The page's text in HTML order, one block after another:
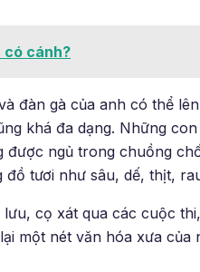
có cánh?
đàn gà của anh có thể
khá đa dạng. Những con
được ngủ trong chuồng
tươi như sâu, dế, thịt,
cọ xát qua các cuộc
một nét văn hóa xưa của